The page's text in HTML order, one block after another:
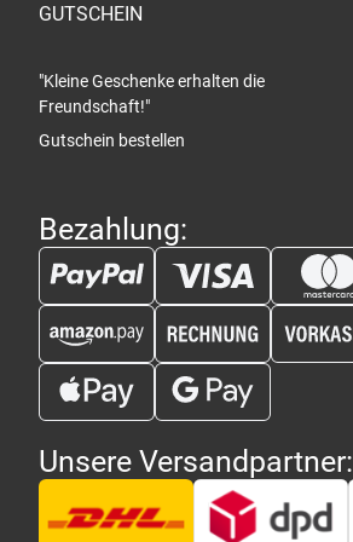
GUTSCHEIN
"Kleine Geschenke erhalten die
Freundschaft!"
Gutschein bestellen
Bezahlung:
Unsere Versandpartner: